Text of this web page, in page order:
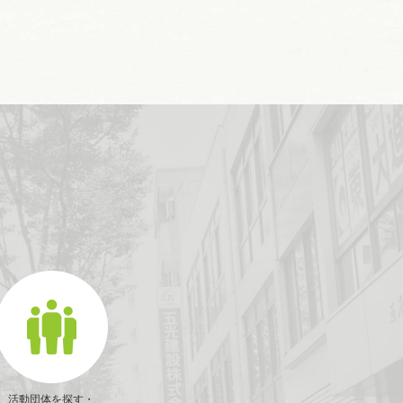
活動団体を探す・